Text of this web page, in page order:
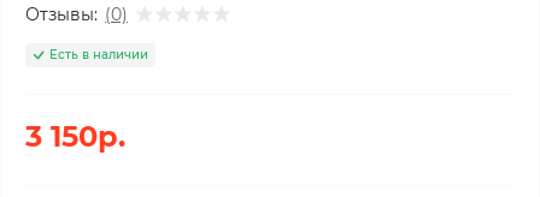
Отзывы: (0)
Есть в наличии
3 150р.